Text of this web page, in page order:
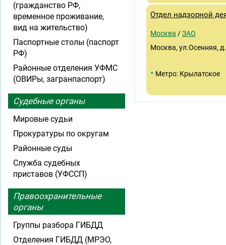
Отдел надзорной
Москва /ЗАО
Москва, ул.Осенняя,
• Метро: Крылатское
(гражданство РФ,
временное проживание,
вид на жительство)
Паспортные столы (паспорт
РФ)
Районные отделения УФМС
(ОВИРы, загранпаспорт)
Судебные органы
Мировые судьи
Прокуратуры по округам
Районные суды
Служба судебных
приставов (УФССП)
Правоохранительные
органы
Группы разбора ГИБДД
Отделения ГИБДД (МРЭО,